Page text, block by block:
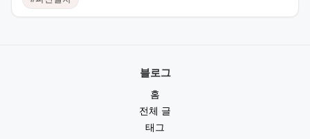
블로그
홈
전체 글
태그